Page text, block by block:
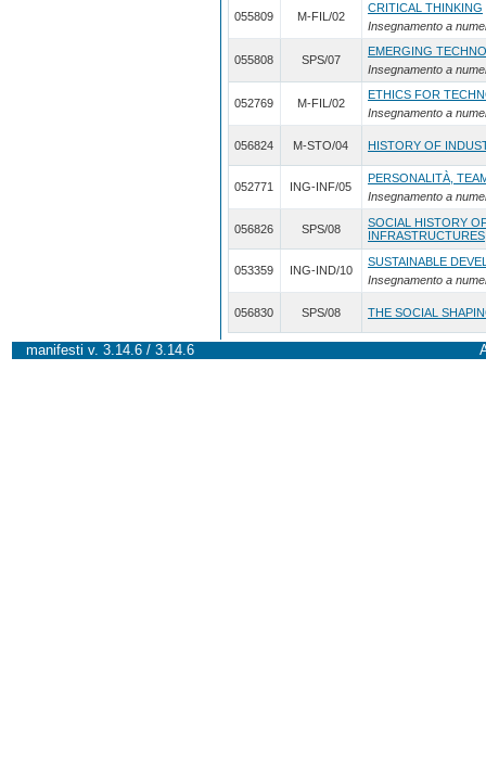
055809 M-FIL/02
CRITICAL THINKING
Insegnamento a
055808 SPS/07
EMERGING
Insegnamento a
052769 M-FIL/02
ETHICS FOR
Insegnamento a
056824 M-STO/04 HISTORY OF
052771 ING-INF/05
PERSONALITÀ,
Insegnamento a
056826 SPS/08
SOCIAL HISTORY
INFRASTRUCTURES
053359 ING-IND/10
SUSTAINABLE
Insegnamento a
056830 SPS/08 THE SOCIAL
manifesti v. 3.14.6 / 3.14.6